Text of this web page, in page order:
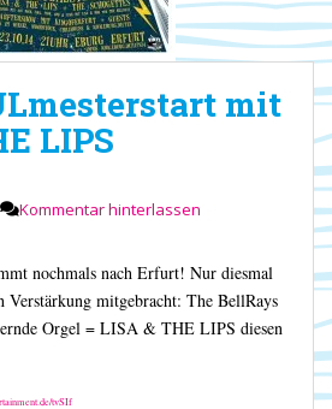
mit
LIPS
Kommentar hinterlassen
nochmals nach Erfurt! Nur diesmal
Verstärkung mitgebracht: The BellRays
Orgel = LISA & THE LIPS diesen
tvSIf